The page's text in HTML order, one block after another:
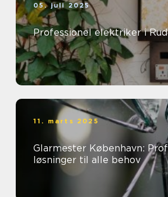
05. juli 2025
Professionel elektriker i
11. marts 2025
Glarmester København:
løsninger til alle behov